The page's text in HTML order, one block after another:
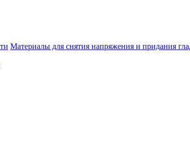
Материалы для снятия напряжения и придания